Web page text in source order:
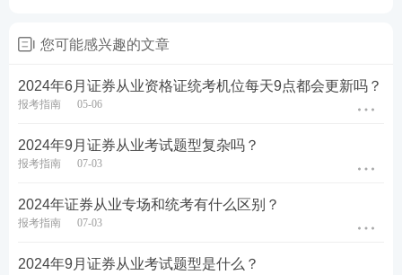
入下一步。
您可能感兴趣的文章
2024年6月证券从业资格证统考机位每天9点都会更新吗？
报考指南 05-06
2024年9月证券从业考试题型复杂吗？
报考指南 07-03
2024年证券从业专场和统考有什么区别？
报考指南 07-03
2024年9月证券从业考试题型是什么？